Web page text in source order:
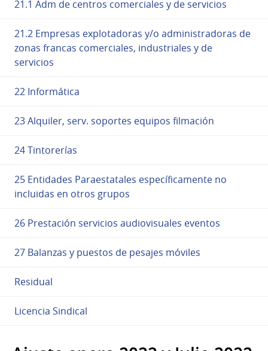
21.1 Adm de centros comerciales y de servicios
21.2 Empresas explotadoras y/o administradoras de
zonas francas comerciales, industriales y de
servicios
22 Informática
23 Alquiler, serv. soportes equipos filmación
24 Tintorerías
25 Entidades Paraestatales específicamente no
incluidas en otros grupos
26 Prestación servicios audiovisuales eventos
27 Balanzas y puestos de pesajes móviles
Residual
Licencia Sindical